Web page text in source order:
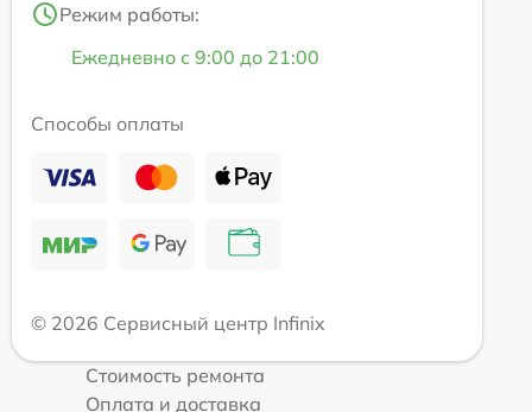
Режим работы:
Ежедневно с 9:00 до 21:00
Способы оплаты
© 2026 Сервисный центр Infinix
Стоимость ремонта
Оплата и доставка